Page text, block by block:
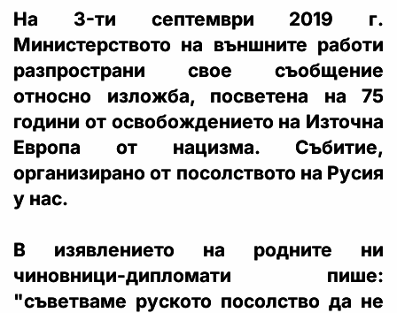
На 3-ти септември 2019 г.
Министерството на външните работи
разпространи свое съобщение
относно изложба, посветена на 75
години от освобождението на Източна
Европа от нацизма. Събитие,
организирано от посолството на Русия
у нас.
В изявлението на родните ни
чиновници-дипломати пише:
"съветваме руското посолство да не